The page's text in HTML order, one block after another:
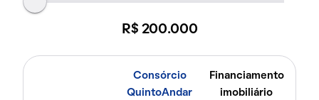
R$ 200.000
Consórcio
QuintoAndar
Financiamento
imobiliário